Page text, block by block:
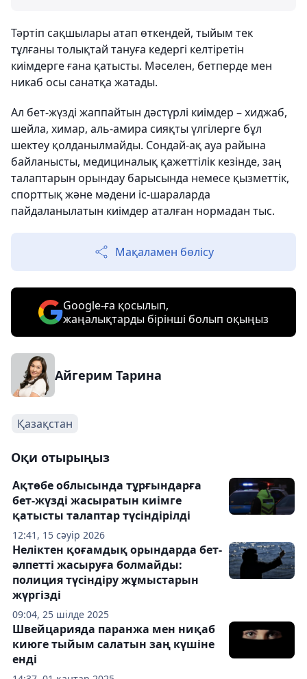
Тәртіп сақшылары атап өткендей, тыйым тек
тұлғаны толықтай тануға кедергі келтіретін
киімдерге ғана қатысты. Мәселен, бетперде мен
никаб осы санатқа жатады.
Ал бет-жүзді жаппайтын дәстүрлі киімдер – хиджаб,
шейла, химар, аль-амира сияқты үлгілерге бұл
шектеу қолданылмайды. Сондай-ақ ауа райына
байланысты, медициналық қажеттілік кезінде, заң
талаптарын орындау барысында немесе қызметтік,
спорттық және мәдени іс-шараларда
пайдаланылатын киімдер аталған нормадан тыс.
Мақаламен бөлісу
Google-ға қосылып,
жаңалықтарды бірінші болып оқыңыз
Айгерим Тарина
Қазақстан
Оқи отырыңыз
12:41, 15 сәуір 2026
Ақтөбе облысында тұрғындарға
бет-жүзді жасыратын киімге
қатысты талаптар түсіндірілді
09:04, 25 шілде 2025
Неліктен қоғамдық орындарда бет-
әлпетті жасыруға болмайды:
полиция түсіндіру жұмыстарын
жүргізді
Швейцарияда паранжа мен ниқаб
киюге тыйым салатын заң күшіне
енді